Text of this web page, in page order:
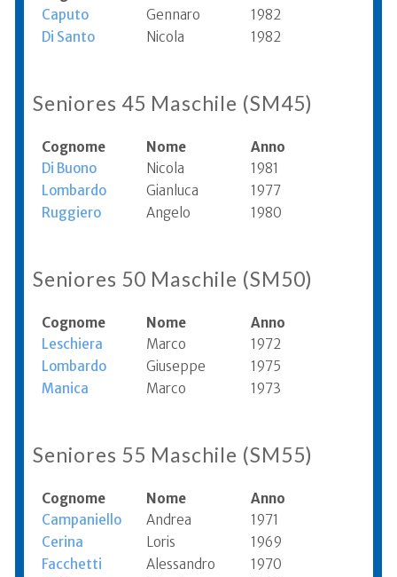
Caputo
Gennaro
1982
Di Santo
Nicola 1982
Seniores 45 Maschile (SM45)
Cognome Nome
Anno
Di Buono
Nicola
1981
Lombardo
Gianluca
1977
Ruggiero
Angelo 1980
Seniores 50 Maschile (SM50)
Cognome Nome
Anno
Leschiera
Marco
1972
Lombardo
Giuseppe
1975
Manica
Marco 1973
Seniores 55 Maschile (SM55)
Cognome Nome
Anno
Campaniello
Andrea
1971
Cerina
Loris
1969
Facchetti
Alessandro
1970